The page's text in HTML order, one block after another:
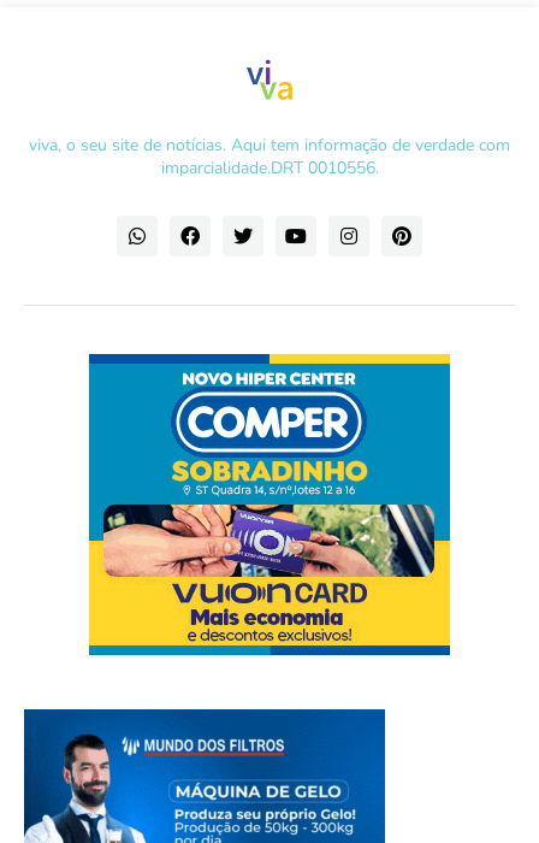
viva, o seu site de notícias. Aqui tem informação de verdade com
imparcialidade.DRT 0010556.